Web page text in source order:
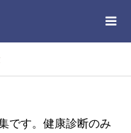
です。健康診断のみ